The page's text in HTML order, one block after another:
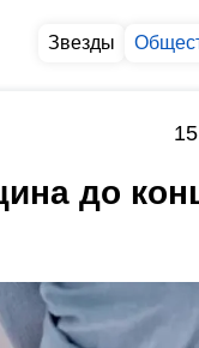
Звезды
до